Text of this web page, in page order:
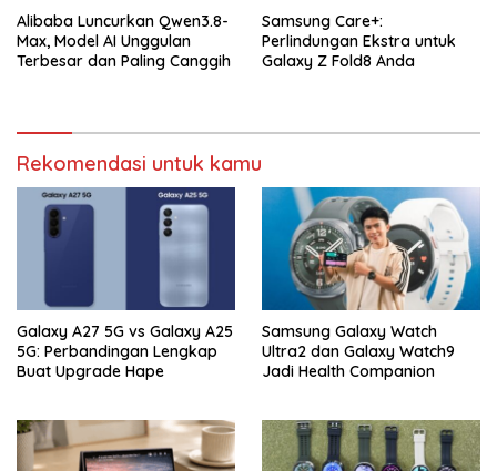
Alibaba Luncurkan Qwen3.8-
Max, Model AI Unggulan
Terbesar dan Paling Canggih
Samsung Care+:
Perlindungan Ekstra untuk
Galaxy Z Fold8 Anda
Rekomendasi untuk kamu
Galaxy A27 5G vs Galaxy A25
5G: Perbandingan Lengkap
Buat Upgrade Hape
Samsung Galaxy Watch
Ultra2 dan Galaxy Watch9
Jadi Health Companion